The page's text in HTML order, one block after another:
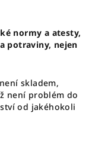
normy a atesty,
potraviny, nejen
skladem,
není problém do
od jakéhokoli